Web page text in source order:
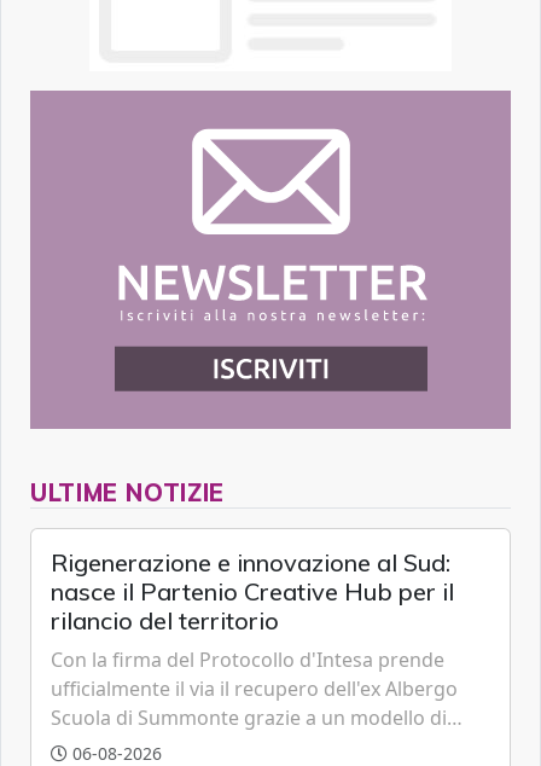
ULTIME NOTIZIE
Rigenerazione e innovazione al Sud:
nasce il Partenio Creative Hub per il
rilancio del territorio
Con la firma del Protocollo d'Intesa prende
ufficialmente il via il recupero dell'ex Albergo
Scuola di Summonte grazie a un modello di
partenariato pubblico-privato e a una rete di
06-08-2026